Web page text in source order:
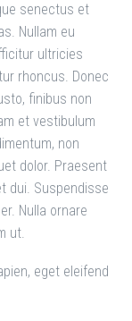
senectus et
Nullam eu
ultricies
rhoncus. Donec
finibus non
et vestibulum
non
dolor. Praesent
dui. Suspendisse
Nulla ornare
ut.
eget eleifend